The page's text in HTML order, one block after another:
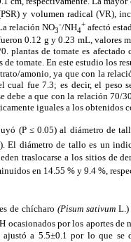
y volumen radical (VR),
relación NO3
-/NH4
+afectó
0.12 g y 0.23 mL, valores
de tomate es afectado
tomate. En este estudio los
amonio, ya que con la
fue 7.3; es decir, el peso
debe a que con la relación 70/
iguales a los obtenidos
(P ≤ 0.05) al diámetro de
). El diámetro de tallo es un
traslocarse a los sitios de
en 14.55 % y 9.4 %,
de chícharo (Pisum sativum L.)
por los aportes de
a 5.5±0.1 por lo que se